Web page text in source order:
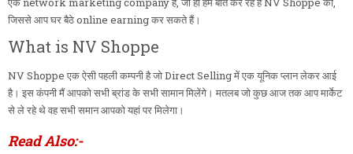
जिससे आप घर बैठे online earning कर सकते हैं।
What is NV Shoppe
NV Shoppe एक ऐसी पहली कम्पनी है जो Direct Selling में एक यूनिक प्लान लेकर आई
है। इस कंपनी मैं आपको सभी ब्रांड के सभी सामान मिलेंगे। मतलब जो कुछ आज तक आप मार्केट
से ले रहे थे वह सभी समान आपको यहां पर मिलेगा।
Read Also:-